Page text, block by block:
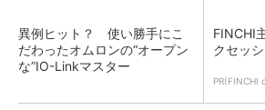
異例ヒット？ 使い勝手にこ
だわったオムロンの“オープン
な”IO-Linkマスター
FINCHI
クセッ
PR(FINCHI